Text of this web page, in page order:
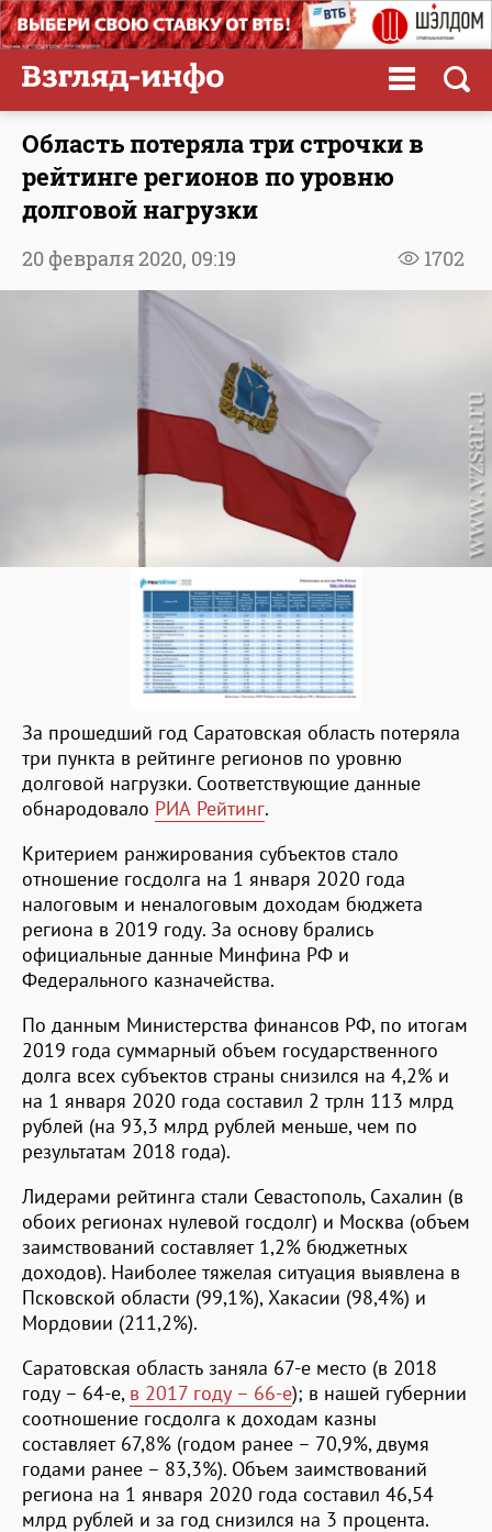
Область потеряла три строчки в
рейтинге регионов по уровню
долговой нагрузки
1702
20 февраля 2020, 09:19
За прошедший год Саратовская область потеряла
три пункта в рейтинге регионов по уровню
долговой нагрузки. Соответствующие данные
обнародовало РИА Рейтинг.
Критерием ранжирования субъектов стало
отношение госдолга на 1 января 2020 года
налоговым и неналоговым доходам бюджета
региона в 2019 году. За основу брались
официальные данные Минфина РФ и
Федерального казначейства.
По данным Министерства финансов РФ, по итогам
2019 года суммарный объем государственного
долга всех субъектов страны снизился на 4,2% и
на 1 января 2020 года составил 2 трлн 113 млрд
рублей (на 93,3 млрд рублей меньше, чем по
результатам 2018 года).
Лидерами рейтинга стали Севастополь, Сахалин (в
обоих регионах нулевой госдолг) и Москва (объем
заимствований составляет 1,2% бюджетных
доходов). Наиболее тяжелая ситуация выявлена в
Псковской области (99,1%), Хакасии (98,4%) и
Мордовии (211,2%).
Саратовская область заняла 67-е место (в 2018
году – 64-е, в 2017 году – 66-е); в нашей губернии
соотношение госдолга к доходам казны
составляет 67,8% (годом ранее – 70,9%, двумя
годами ранее – 83,3%). Объем заимствований
региона на 1 января 2020 года составил 46,54
млрд рублей и за год снизился на 3 процента.